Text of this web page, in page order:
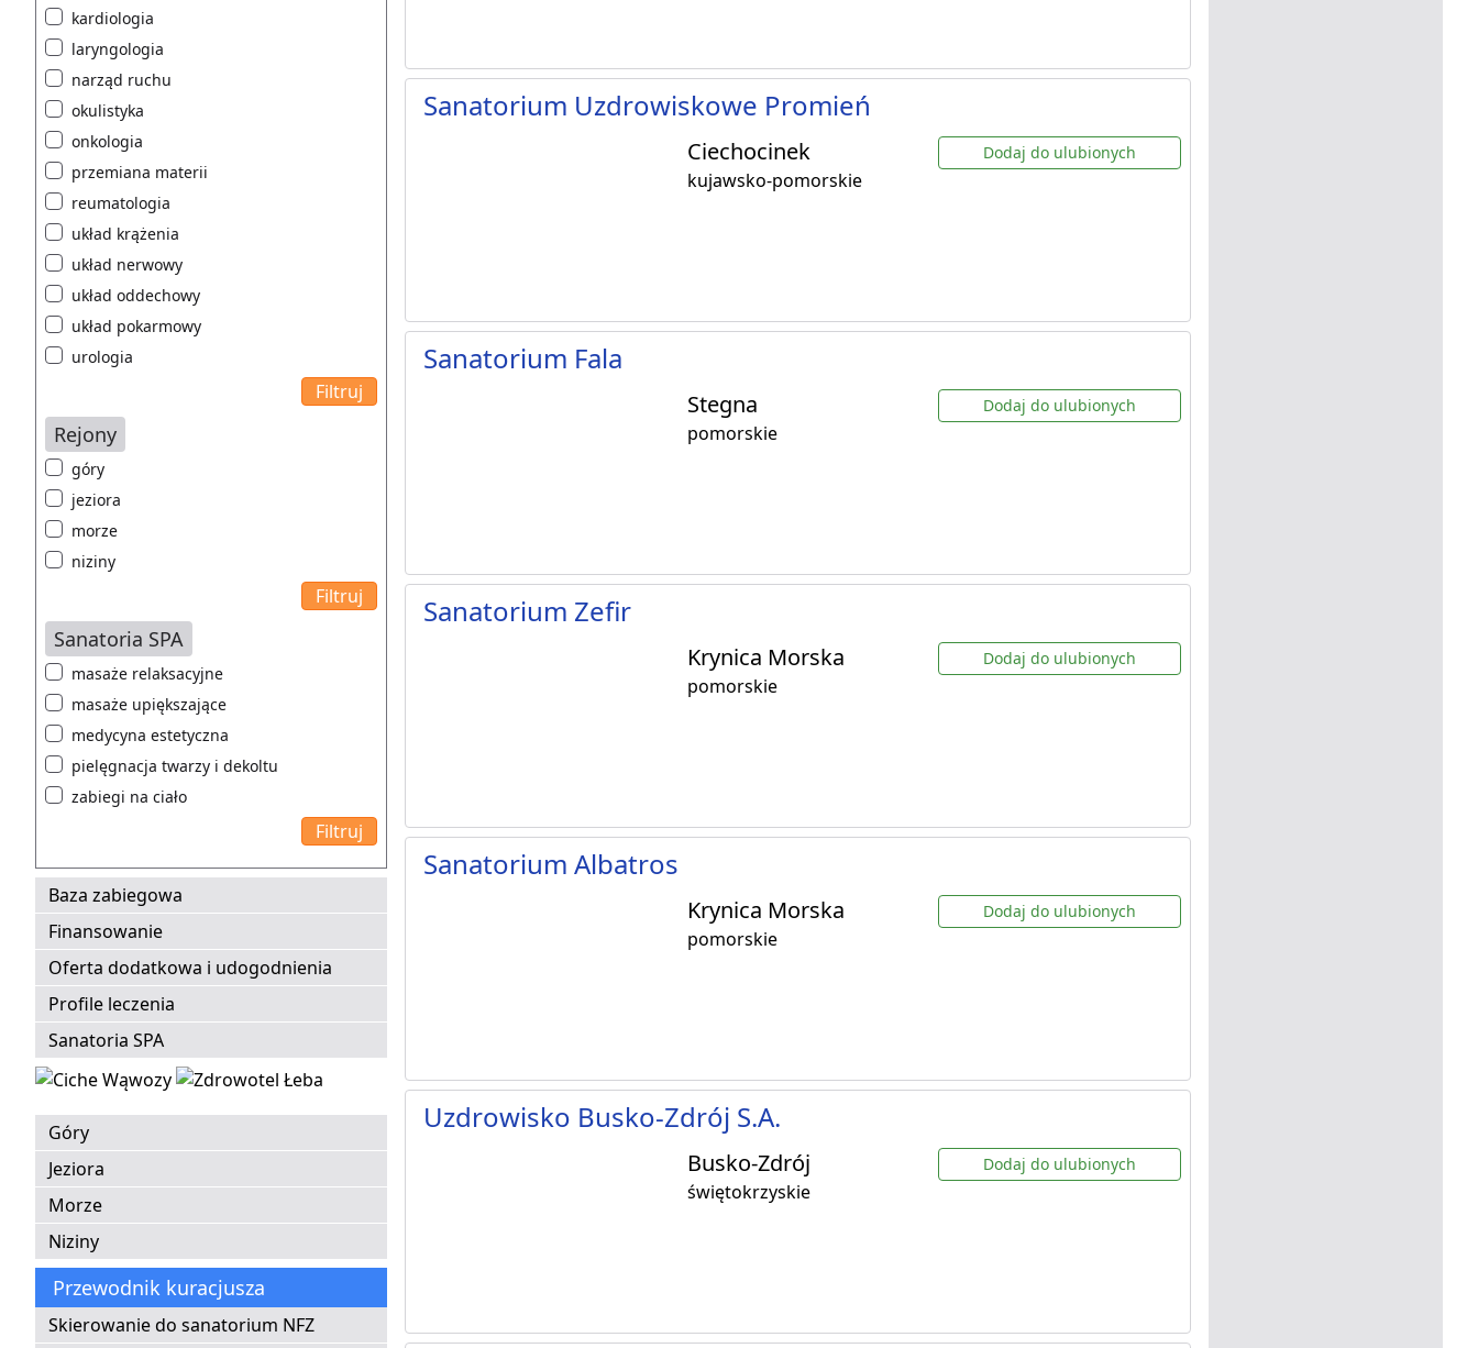
kardiologia
laryngologia
narząd ruchu
okulistyka
onkologia
przemiana materii
reumatologia
układ krążenia
układ nerwowy
układ oddechowy
układ pokarmowy
urologia
Rejony
góry
jeziora
morze
niziny
Sanatoria SPA
masaże relaksacyjne
masaże upiększające
medycyna estetyczna
pielęgnacja twarzy i dekoltu
zabiegi na ciało
Baza zabiegowa
Finansowanie
Oferta dodatkowa i udogodnienia
Profile leczenia
Sanatoria SPA
Góry
Jeziora
Morze
Niziny
Przewodnik kuracjusza
Skierowanie do sanatorium NFZ
Sanatorium Uzdrowiskowe Promień
Ciechocinek
kujawsko-pomorskie
Dodaj do ulubionych
Sanatorium Fala
Stegna
pomorskie
Dodaj do ulubionych
Sanatorium Zefir
Krynica Morska
pomorskie
Dodaj do ulubionych
Sanatorium Albatros
Krynica Morska
pomorskie
Dodaj do ulubionych
Uzdrowisko Busko-Zdrój S.A.
Busko-Zdrój
świętokrzyskie
Dodaj do ulubionych